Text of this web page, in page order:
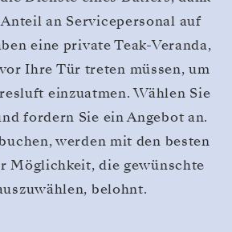
an Servicepersonal auf
eine private Teak-Veranda,
Ihre Tür treten müssen, um
einzuatmen. Wählen Sie
fordern Sie ein Angebot an.
werden mit den besten
Möglichkeit, die gewünschte
belohnt.